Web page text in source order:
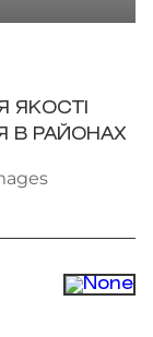
ЯКОСТІ
В РАЙОНАХ